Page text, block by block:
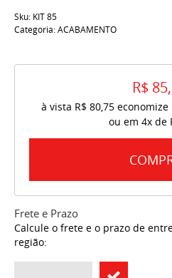
Sku: KIT 85
Categoria:ACABAMENTO
R$
à vista R$ 80,75economize
ou em 4x de
Frete e Prazo
Calcule o frete e o prazo de
região: